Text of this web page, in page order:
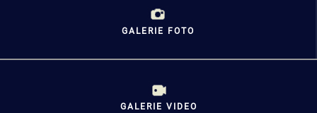
GALERIE FOTO
GALERIE VIDEO